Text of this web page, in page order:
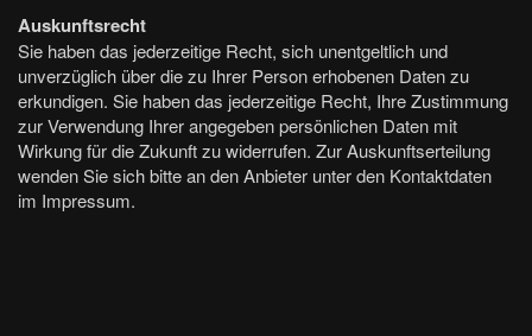
Auskunftsrecht
Sie haben das jederzeitige Recht, sich unentgeltlich und
unverzüglich über die zu Ihrer Person erhobenen Daten zu
erkundigen. Sie haben das jederzeitige Recht, Ihre Zustimmung
zur Verwendung Ihrer angegeben persönlichen Daten mit
Wirkung für die Zukunft zu widerrufen. Zur Auskunftserteilung
wenden Sie sich bitte an den Anbieter unter den Kontaktdaten
im Impressum.